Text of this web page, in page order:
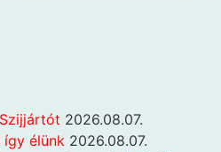
2026.08.07.
így élünk 2026.08.07.